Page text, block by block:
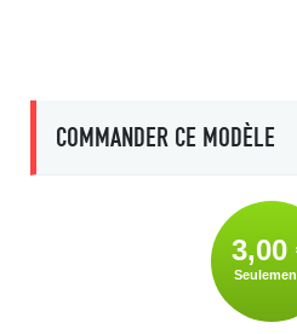
COMMANDER CE MODÈLE
3,00